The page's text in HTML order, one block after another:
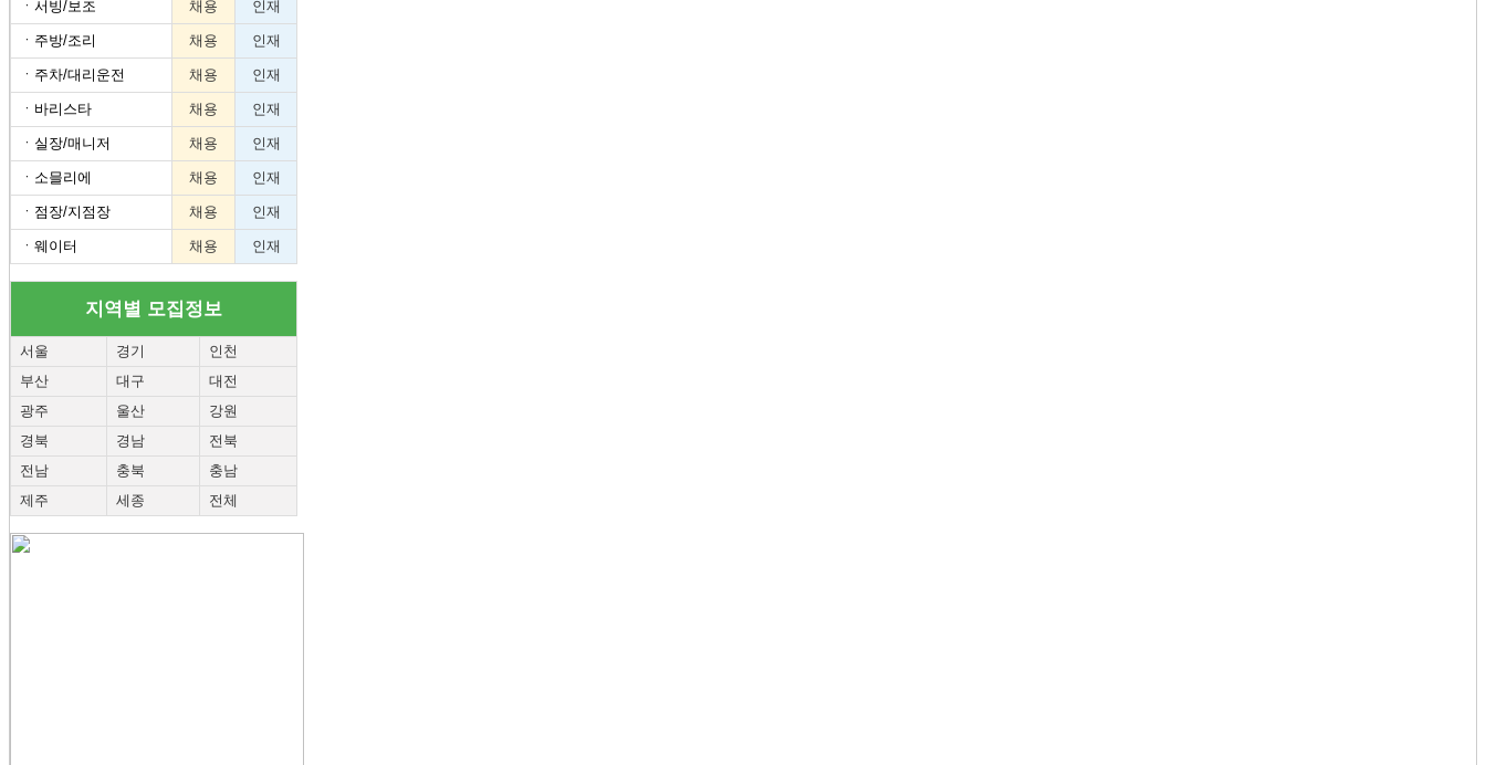
ㆍ 서빙/보조 채용 인재
ㆍ 주방/조리 채용 인재
ㆍ 주차/대리운전 채용 인재
ㆍ 바리스타 채용 인재
ㆍ 실장/매니저 채용 인재
ㆍ 소믈리에 채용 인재
ㆍ 점장/지점장 채용 인재
ㆍ 웨이터 채용 인재
지역별 모집정보
서울 경기
인천
부산
대구
대전
광주
울산
강원
경북
경남
전북
전남
충북
충남
제주
세종 전체